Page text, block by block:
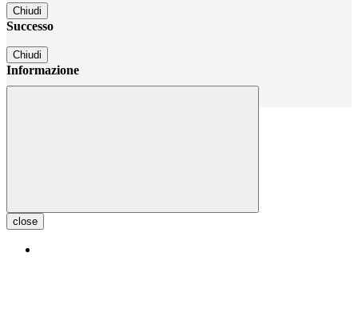
Chiudi
Successo
Chiudi
Informazione
close